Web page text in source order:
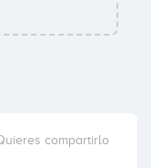
compartirlo